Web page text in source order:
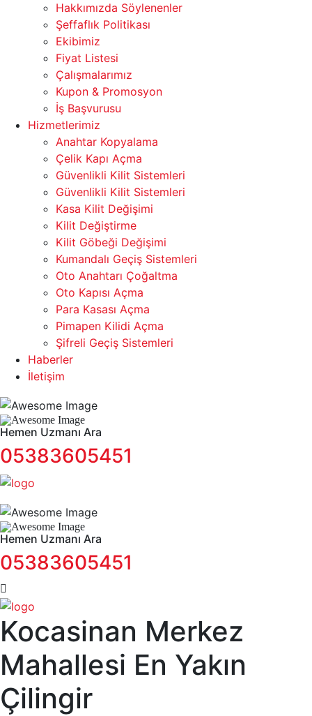
Hakkımızda Söylenenler
Şeffaflık Politikası
Ekibimiz
Fiyat Listesi
Çalışmalarımız
Kupon & Promosyon
İş Başvurusu
Hizmetlerimiz
Anahtar Kopyalama
Çelik Kapı Açma
Güvenlikli Kilit Sistemleri
Güvenlikli Kilit Sistemleri
Kasa Kilit Değişimi
Kilit Değiştirme
Kilit Göbeği Değişimi
Kumandalı Geçiş Sistemleri
Oto Anahtarı Çoğaltma
Oto Kapısı Açma
Para Kasası Açma
Pimapen Kilidi Açma
Şifreli Geçiş Sistemleri
Haberler
İletişim
Hemen Uzmanı Ara
05383605451
Hemen Uzmanı Ara
05383605451
Kocasinan Merkez
Mahallesi En Yakın
Çilingir